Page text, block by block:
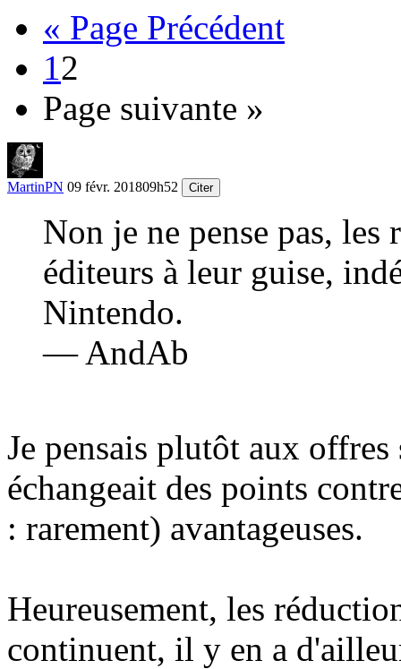
« Page Précédent
12
Page suivante »
MartinPN 09 févr. 201809h52 Citer
Non je ne pense pas,
éditeurs à leur guise,
Nintendo.
— AndAb
Je pensais plutôt aux
échangeait des points
: rarement) avantageuses.
Heureusement, les
continuent, il y en a